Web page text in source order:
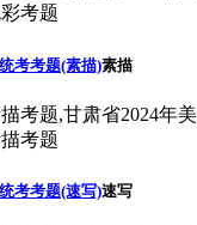
考考题(素描)素描
考题,甘肃省2024年
考考题(速写)速写